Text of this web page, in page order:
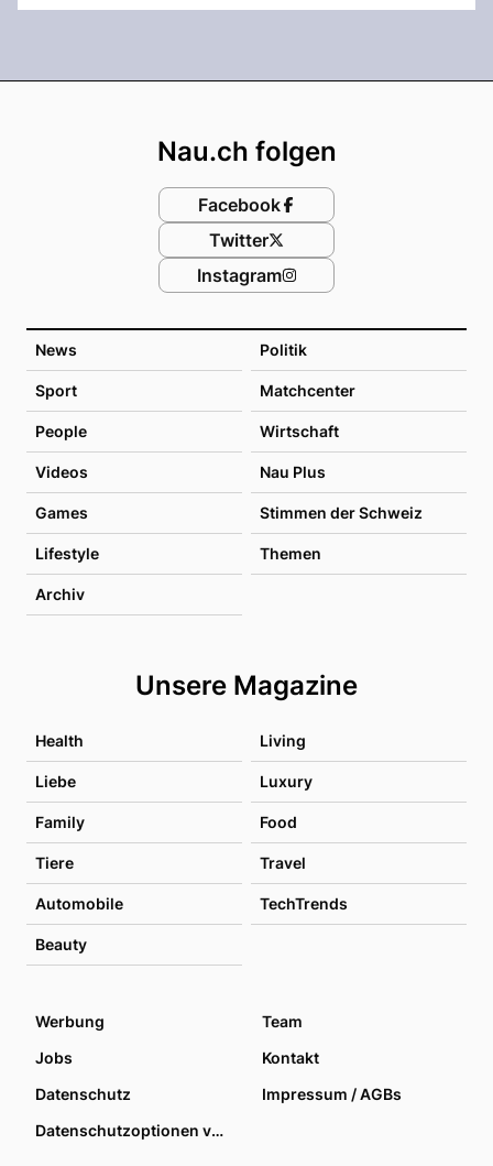
News Politik
Sport Matchcenter
People Wirtschaft
Videos Nau Plus
Games Stimmen der Schweiz
Lifestyle Themen
Archiv
Unsere Magazine
Health Living
Liebe Luxury
Family Food
Tiere Travel
Automobile TechTrends
Beauty
Nau.ch folgen
Facebook
Twitter
Instagram
Werbung
Team
Jobs
Kontakt
Datenschutz
Impressum / AGBs
Datenschutzoptionen verwalten